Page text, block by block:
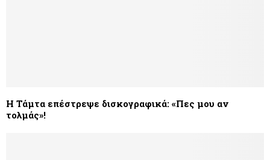
H Τάμτα επέστρεψε δισκογραφικά: «Πες μου αν
τολμάς»!